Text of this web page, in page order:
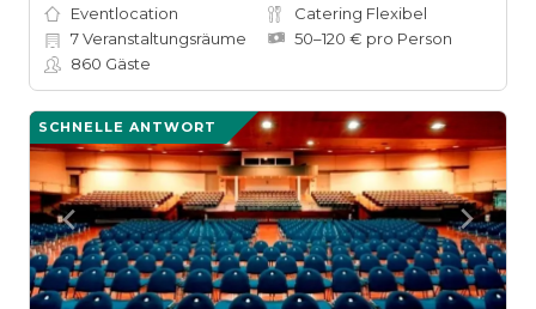
Eventlocation
Catering Flexibel
7Veranstaltungsräume
50–120 € pro Person
860 Gäste
SCHNELLE ANTWORT